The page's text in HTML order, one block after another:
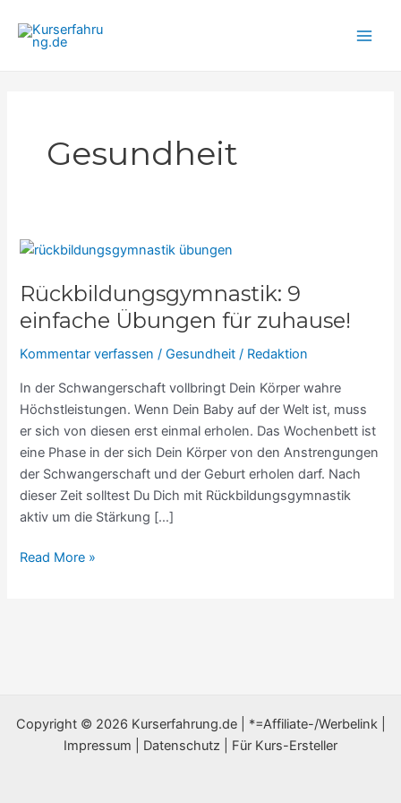
Inhalt
springen
Gesundheit
Rückbildungsgymnastik: 9
einfache Übungen für zuhause!
Kommentar verfassen /Gesundheit / Redaktion
In der Schwangerschaft vollbringt Dein Körper wahre
Höchstleistungen. Wenn Dein Baby auf der Welt ist, muss
er sich von diesen erst einmal erholen. Das Wochenbett ist
eine Phase in der sich Dein Körper von den Anstrengungen
der Schwangerschaft und der Geburt erholen darf. Nach
dieser Zeit solltest Du Dich mit Rückbildungsgymnastik
aktiv um die Stärkung […]
Rückbildungsgymnastik:
einfache
Übungen
zuhause!
Read More »
Copyright © 2026 Kurserfahrung.de | *=Affiliate-/Werbelink|
Impressum
Datenschutz Für Kurs-Ersteller